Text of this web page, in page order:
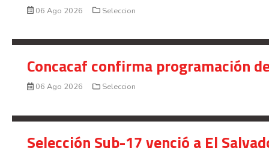
06 Ago 2026 Seleccion
Concacaf confirma programación
06 Ago 2026 Seleccion
Selección Sub-17 venció a El